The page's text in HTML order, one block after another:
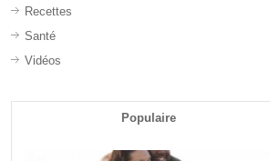
Recettes
Santé
Vidéos
Populaire